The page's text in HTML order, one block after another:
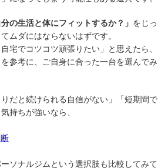
分の生活と体にフィットするか？」 をじっ
ムダにはならないはずです。
宅でコツコツ頑張りたい」と思えたら、
参考に、ご自身に合った一台を選んでみ
だと続けられる自信がない」「短期間で
持ちが強いなら、
ソナルジムという選択肢も比較してみて